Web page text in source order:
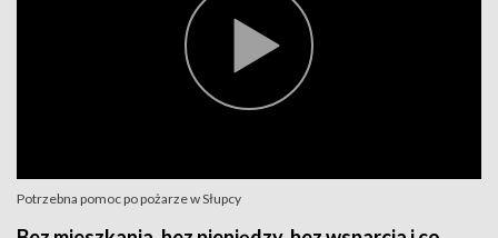
Potrzebna pomoc po pożarze w Słupcy